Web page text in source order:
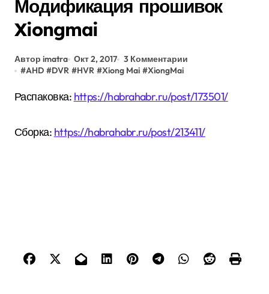
Модификация прошивок
Xiongmai
Автор imatra Окт 2, 2017 3 Комментарии
#AHD #DVR #HVR #Xiong Mai #XiongMai
Распаковка: https://habrahabr.ru/post/173501/
Сборка: https://habrahabr.ru/post/213411/